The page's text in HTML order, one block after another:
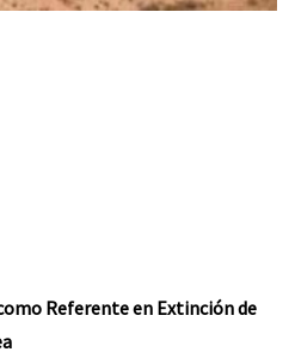
Referente en Extinción de